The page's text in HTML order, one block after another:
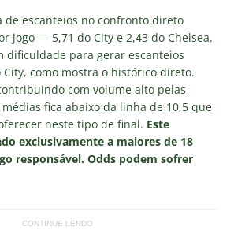
de escanteios no confronto direto
jogo — 5,71 do City e 2,43 do Chelsea.
dificuldade para gerar escanteios
como mostra o histórico direto.
com volume alto pelas
fica abaixo da linha de 10,5 que
neste tipo de final. Este
exclusivamente a maiores de 18
responsável. Odds podem sofrer
CONTINUE LENDO